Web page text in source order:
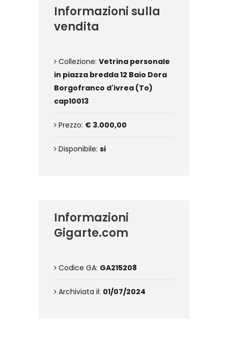
Informazioni sulla
vendita
Collezione: Vetrina personale
in piazza bredda 12 Baio Dora
Borgofranco d'ivrea (To)
cap10013
Prezzo: € 3.000,00
Disponibile: si
Informazioni
Gigarte.com
Codice GA: GA215208
Archiviata il: 01/07/2024